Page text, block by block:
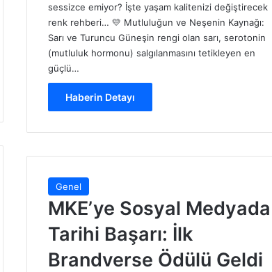
sessizce emiyor? İşte yaşam kalitenizi değiştirecek
renk rehberi… 💛 Mutluluğun ve Neşenin Kaynağı:
Sarı ve Turuncu Güneşin rengi olan sarı, serotonin
(mutluluk hormonu) salgılanmasını tetikleyen en
güçlü…
Haberin Detayı
Genel
MKE’ye Sosyal Medyada
Tarihi Başarı: İlk
Brandverse Ödülü Geldi